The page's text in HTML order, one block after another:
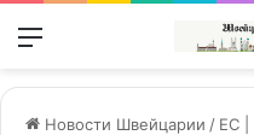
Меню
Новости Швейцарии / ЕС |